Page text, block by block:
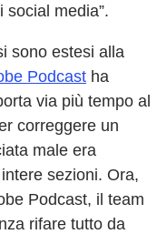
media”.
sono estesi alla
Podcast ha
via più tempo al
correggere un
male era
sezioni. Ora,
Podcast, il team
rifare tutto da